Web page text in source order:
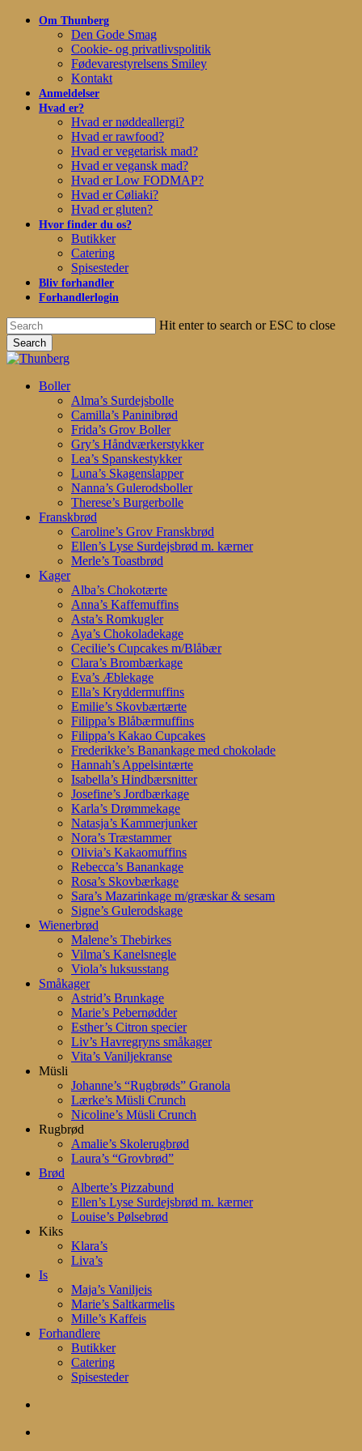
Skip
Om Thunberg
Den Gode Smag
Cookie- og privatlivspolitik
Fødevarestyrelsens Smiley
Kontakt
Anmeldelser
Hvad er?
Hvad er nøddeallergi?
Hvad er rawfood?
Hvad er vegetarisk mad?
Hvad er vegansk mad?
Hvad er Low FODMAP?
Hvad er Cøliaki?
Hvad er gluten?
Hvor finder du os?
Butikker
Catering
Spisesteder
Bliv forhandler
Forhandlerlogin
Hit enter to search or ESC to close
Search
Close
search
account
Menu
Boller
Alma’s Surdejsbolle
Camilla’s Paninibrød
Frida’s Grov Boller
Gry’s Håndværkerstykker
Lea’s Spanskestykker
Luna’s Skagenslapper
Nanna’s Gulerodsboller
Therese’s Burgerbolle
Franskbrød
Caroline’s Grov Franskbrød
Ellen’s Lyse Surdejsbrød m. kærner
Merle’s Toastbrød
Kager
Alba’s Chokotærte
Anna’s Kaffemuffins
Asta’s Romkugler
Aya’s Chokoladekage
Cecilie’s Cupcakes m/Blåbær
Clara’s Brombærkage
Eva’s Æblekage
Ella’s Kryddermuffins
Emilie’s Skovbærtærte
Filippa’s Blåbærmuffins
Filippa’s Kakao Cupcakes
Frederikke’s Banankage med chokolade
Hannah’s Appelsintærte
Isabella’s Hindbærsnitter
Josefine’s Jordbærkage
Karla’s Drømmekage
Natasja’s Kammerjunker
Nora’s Træstammer
Olivia’s Kakaomuffins
Rebecca’s Banankage
Rosa’s Skovbærkage
Sara’s Mazarinkage m/græskar & sesam
Signe’s Gulerodskage
Wienerbrød
Malene’s Thebirkes
Vilma’s Kanelsnegle
Viola’s luksusstang
Småkager
Astrid’s Brunkage
Marie’s Pebernødder
Esther’s Citron specier
Liv’s Havregryns småkager
Vita’s Vaniljekranse
Müsli
Johanne’s “Rugbrøds” Granola
Lærke’s Müsli Crunch
Nicoline’s Müsli Crunch
Rugbrød
Amalie’s Skolerugbrød
Laura’s “Grovbrød”
Brød
Alberte’s Pizzabund
Ellen’s Lyse Surdejsbrød m. kærner
Louise’s Pølsebrød
Kiks
Klara’s
Liva’s
Is
Maja’s Vaniljeis
Marie’s Saltkarmelis
Mille’s Kaffeis
Forhandlere
Butikker
Catering
Spisesteder